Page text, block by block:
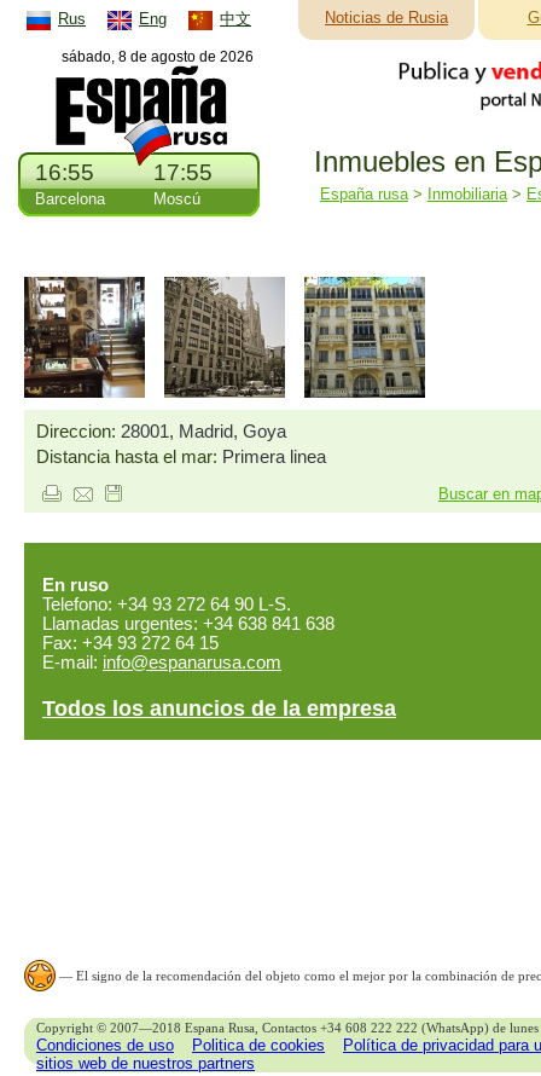
Rus Eng 中文 Noticias de Rusia
sábado, 8 de agosto de 2026
16:55
Barcelona
17:55
Moscú
Inmuebles en
España rusa> Inmobiliaria>
Direccion: 28001, Madrid, Goya
Distancia hasta el mar: Primera linea
Buscar en
En ruso
Telefono: +34 93 272 64 90 L-S.
Llamadas urgentes: +34 638 841 638
Fax: +34 93 272 64 15
E-mail: info@espanarusa.com
Todos los anuncios de la empresa
— El signo de la recomendación del objeto como el mejor por la combinación de
Copyright © 2007—2018 Espana Rusa, Contactos +34 608 222 222 (WhatsApp) de
Condiciones de uso Politica de cookies
Política de privacidad para
sitios web de nuestros partners